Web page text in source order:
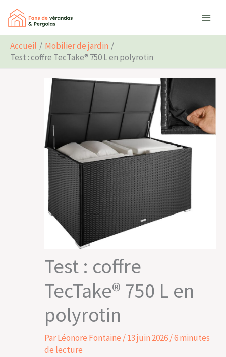
Aller
contenu
Accueil
Mobilier de jardin
Test : coffre TecTake® 750 L en polyrotin
Test : coffre
TecTake® 750 L en
polyrotin
ParLéonore Fontaine /13 juin 2026/6 minutes
de lecture
Rechercher